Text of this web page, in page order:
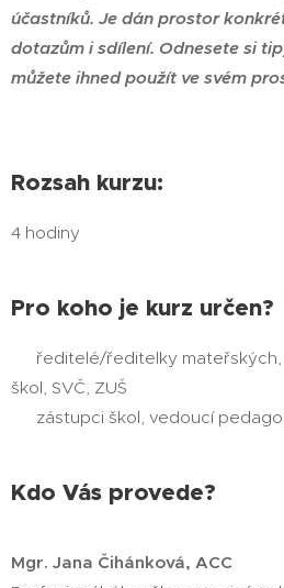
účastníků. Je dán prostor
dotazům i sdílení. Odnesete si
můžete ihned použít ve svém
Rozsah kurzu:
4 hodiny
Pro koho je kurz určen?
▪ ředitelé/ředitelky
škol, SVČ, ZUŠ
▪ zástupci škol, vedoucí
Kdo Vás provede?
Mgr. Jana Čihánková, ACC